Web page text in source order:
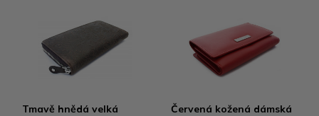
Tmavě hnědá velká
Červená kožená dámská